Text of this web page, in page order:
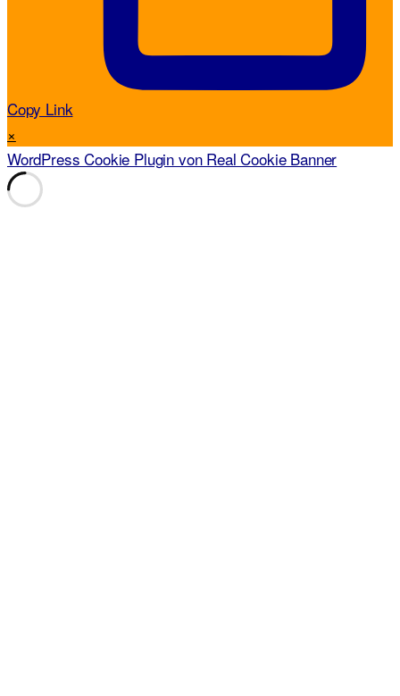
Copy Link
×
WordPress Cookie Plugin von Real Cookie Banner